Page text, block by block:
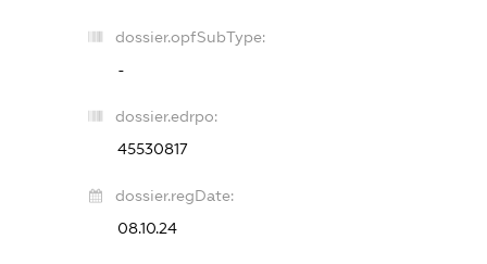
dossier.opfSubType:
-
dossier.edrpo:
45530817
dossier.regDate:
08.10.24